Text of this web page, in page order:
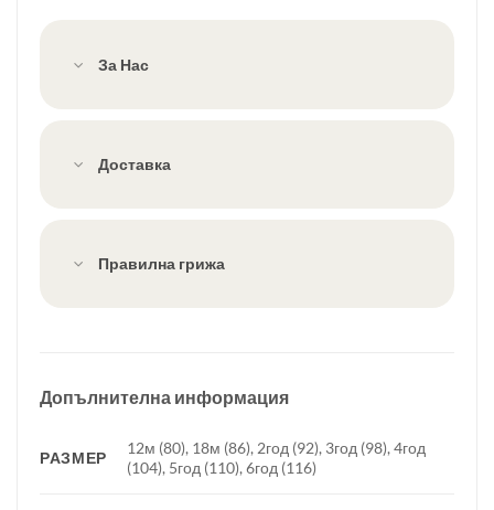
За Нас
Доставка
Правилна грижа
Допълнителна информация
РАЗМЕР
12м (80), 18м (86), 2год (92), 3год (98), 4год
(104), 5год (110), 6год (116)